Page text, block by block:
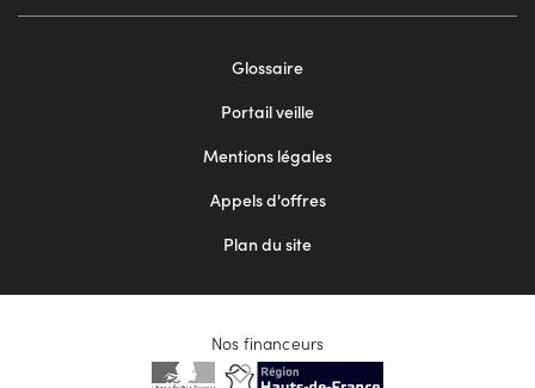
Glossaire
Portail veille
Mentions légales
Appels d'offres
Plan du site
Nos financeurs